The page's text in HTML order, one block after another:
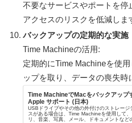
不要なサービスやポートを停
アクセスのリスクを低減しま
バックアップの定期的な実施
Time Machineの活用:
定期的にTime Machineを使
ップを取り、データの喪失時
Time MachineでMacをバックアップ
Apple サポート (日本)
USBドライブやその他の外付けのストレージ
スがある場合は、Time Machineを使用して
リ、音楽、写真、メール、ドキュメントなど